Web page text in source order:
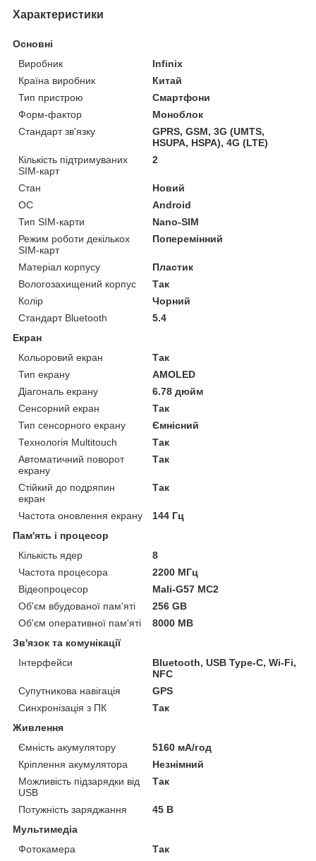
Характеристики
Основні
Виробник
Infinix
Країна виробник
Китай
Тип пристрою
Смартфони
Форм-фактор
Моноблок
Стандарт зв'язку
GPRS, GSM, 3G (UMTS,
HSUPA, HSPA), 4G (LTE)
Кількість підтримуваних
SIM-карт
2
Стан
Новий
ОС
Android
Тип SIM-карти
Nano-SIM
Режим роботи декількох
SIM-карт
Поперемінний
Матеріал корпусу
Пластик
Вологозахищений корпус
Так
Колір
Чорний
Стандарт Bluetooth
5.4
Екран
Кольоровий екран
Так
Тип екрану
AMOLED
Діагональ екрану
6.78 дюйм
Сенсорний екран
Так
Тип сенсорного екрану
Ємнісний
Технологія Multitouch
Так
Автоматичний поворот
екрану
Так
Стійкий до подряпин
екран
Так
Частота оновлення екрану
144 Гц
Пам'ять і процесор
Кількість ядер
8
Частота процесора
2200 МГц
Відеопроцесор
Mali-G57 MC2
Об'єм вбудованої пам'яті
256 GB
Об'єм оперативної пам'яті
8000 MB
Зв'язок та комунікації
Інтерфейси
Bluetooth, USB Type-C, Wi-Fi,
NFC
Супутникова навігація
GPS
Синхронізація з ПК
Так
Живлення
Ємність акумулятору
5160 мА/год
Кріплення акумулятора
Незнімний
Можливість підзарядки від
USB
Так
Потужність заряджання
45 В
Мультимедіа
Фотокамера
Так